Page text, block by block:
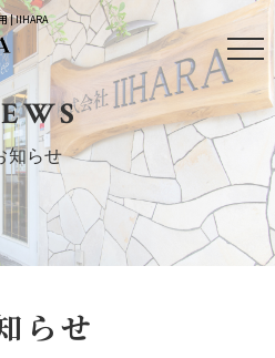
| IIHARA
知らせ
らせ